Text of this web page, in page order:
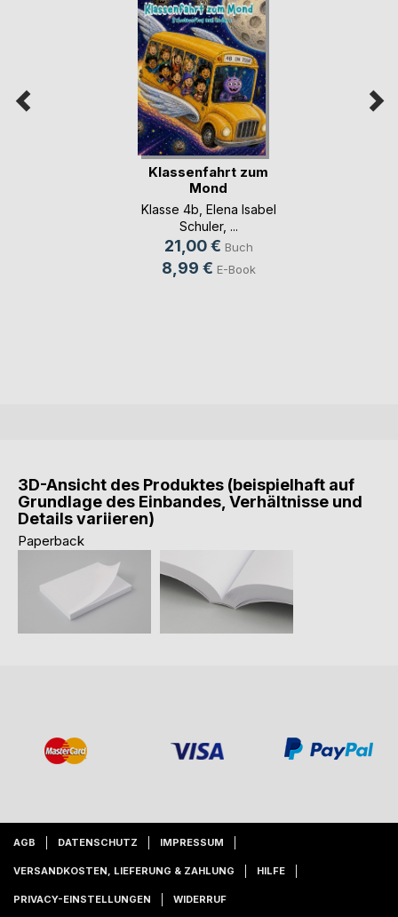
Klassenfahrt zum
Mond
Klasse 4b Elena Isabel
Schuler, ...
21,00 € Buch
8,99 € E-Book
3D-Ansicht des Produktes (beispielhaft auf
Grundlage des Einbandes, Verhältnisse und
Details variieren)
Paperback
AGB DATENSCHUTZ IMPRESSUM
VERSANDKOSTEN, LIEFERUNG & ZAHLUNG HILFE
PRIVACY-EINSTELLUNGEN WIDERRUF